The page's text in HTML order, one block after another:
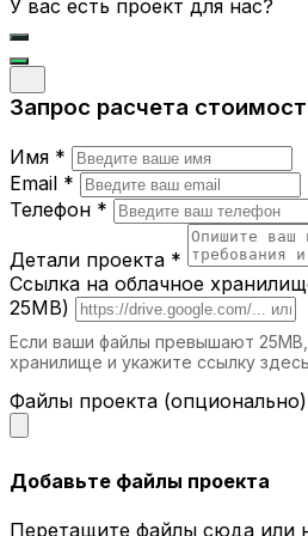
Где можно использовать
параметрические столы?
пространства требуют
Дома.Параметрический
украшением гостиной,
кабинета.
Рестораны и кафе.
подчеркнут атмосферу
Выставочные залы.
оригинальным дизайном
внимание и создают
презентаций.
Учебные заведения.
комфортные и стильные
студентов и
У вас есть проект для нас?
Запрос расчета
Имя *
Email *
Телефон *
Детали проекта *
Ссылка на облачное
25MB)
Если ваши файлы превышают
хранилище и укажите ссылку здесь
Файлы проекта (опционально)
Добавьте файлы проекта
Перетащите файлы сюда или